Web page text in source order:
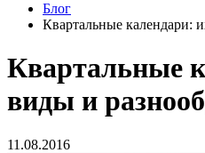
Блог
Квартальные календари:
Квартальные
виды и
11.08.2016